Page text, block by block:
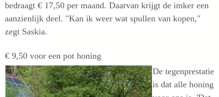
bedraagt € 17,50 per maand. Daarvan krijgt de imker een
aanzienlijk deel. "Kan ik weer wat spullen van kopen,"
zegt Saskia.
€ 9,50 voor een pot honing
De tegenprestatie
is dat alle honing